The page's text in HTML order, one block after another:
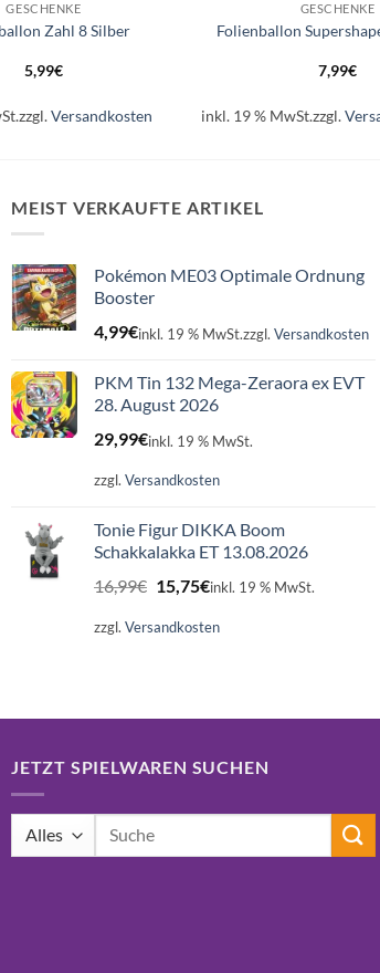
GESCHENKE
Zahl 8 Silber
5,99€
zzgl.Versandkosten
GESCHENKE
Folienballon
7,99€
inkl. 19 % MwSt.zzgl.
MEIST VERKAUFTE ARTIKEL
Pokémon ME03 Optimale Ordnung
Booster
4,99€inkl. 19 % MwSt.zzgl. Versandkosten
PKM Tin 132 Mega-Zeraora ex EVT
28. August 2026
29,99€inkl. 19 % MwSt.
zzgl. Versandkosten
Tonie Figur DIKKA Boom
Schakkalakka ET 13.08.2026
16,99€ Ursprünglicher
Preis
war:
15,75€Aktueller
ist:
inkl. 19 % MwSt.
zzgl. Versandkosten
JETZT SPIELWAREN SUCHEN
Suchen